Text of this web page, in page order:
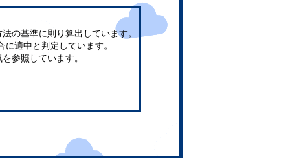
の基準に則り算出しています。
に適中と判定しています。
参照しています。